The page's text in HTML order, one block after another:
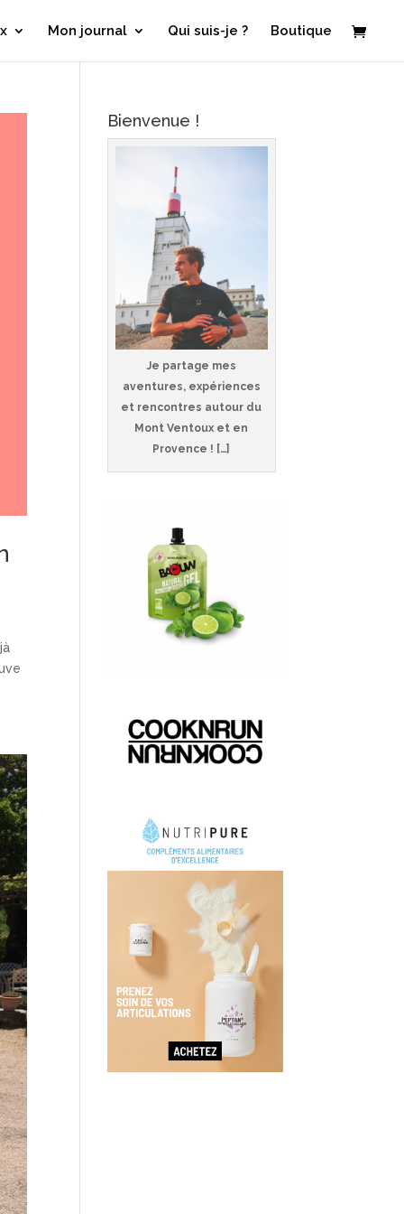
Mon journal Qui suis-je ? Boutique
Bienvenue !
Je partage mes
aventures, expériences
et rencontres autour du
Mont Ventoux et en
Provence ! […]